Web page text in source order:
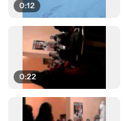
0:12
0:22